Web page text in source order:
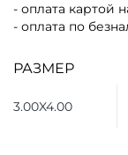
- оплата картой
- оплата по
РАЗМЕР
3.00X4.00